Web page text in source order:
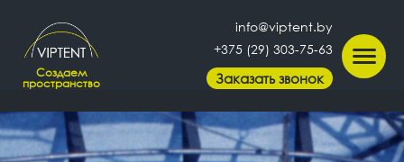
Создаем
пространство
info@viptent.by
+375 (29) 303-75-63
Заказать звонок